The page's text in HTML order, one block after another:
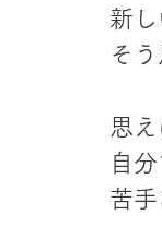
新
そ
思
自
苦手